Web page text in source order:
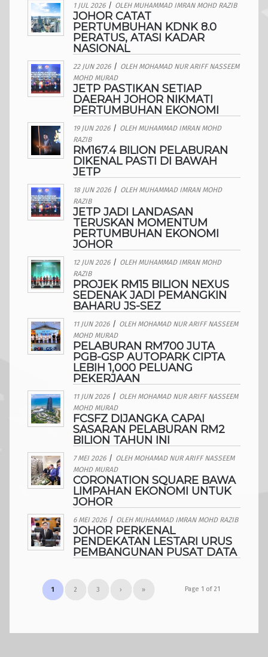
1 JUL 2026 / OLEH MUHAMMAD IMRAN MOHD RAZIB
JOHOR CATAT
PERTUMBUHAN KDNK 8.0
PERATUS, ATASI KADAR
NASIONAL
22 JUN 2026 / OLEH MOHAMAD NUR ARIFF NASSEEM
MOHD MURAD
JETP PASTIKAN SETIAP
DAERAH JOHOR NIKMATI
PERTUMBUHAN EKONOMI
19 JUN 2026 / OLEH MUHAMMAD IMRAN MOHD
RAZIB
RM167.4 BILION PELABURAN
DIKENAL PASTI DI BAWAH
JETP
18 JUN 2026 / OLEH MUHAMMAD IMRAN MOHD
RAZIB
JETP JADI LANDASAN
TERUSKAN MOMENTUM
PERTUMBUHAN EKONOMI
JOHOR
12 JUN 2026 / OLEH MUHAMMAD IMRAN MOHD
RAZIB
PROJEK RM15 BILION NEXUS
SEDENAK JADI PEMANGKIN
BAHARU JS-SEZ
11 JUN 2026 / OLEH MOHAMAD NUR ARIFF NASSEEM
MOHD MURAD
PELABURAN RM700 JUTA
PGB-GSP AUTOPARK CIPTA
LEBIH 1,000 PELUANG
PEKERJAAN
11 JUN 2026 / OLEH MOHAMAD NUR ARIFF NASSEEM
MOHD MURAD
FCSFZ DIJANGKA CAPAI
SASARAN PELABURAN RM2
BILION TAHUN INI
7 MEI 2026 / OLEH MOHAMAD NUR ARIFF NASSEEM
MOHD MURAD
CORONATION SQUARE BAWA
LIMPAHAN EKONOMI UNTUK
JOHOR
6 MEI 2026 / OLEH MUHAMMAD IMRAN MOHD RAZIB
JOHOR PERKENAL
PENDEKATAN LESTARI URUS
PEMBANGUNAN PUSAT DATA
Page 1 of 21
1 2 3 › »